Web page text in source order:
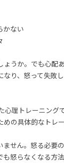
かない
うか。でも心配
り、怒って失敗
理トレーニン
の具体的なトレ
せん。怒る必要
怒らなくなる方